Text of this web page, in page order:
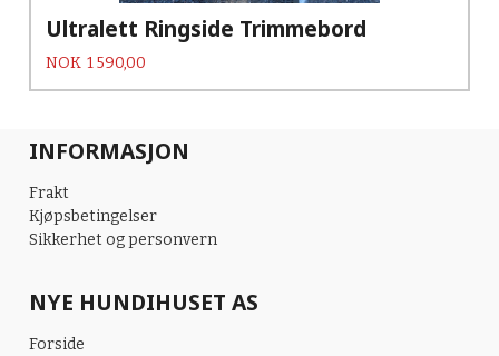
Ultralett Ringside Trimmebord
Pris
NOK 1 590,00
INFORMASJON
Frakt
Kjøpsbetingelser
Sikkerhet og personvern
NYE HUNDIHUSET AS
Forside